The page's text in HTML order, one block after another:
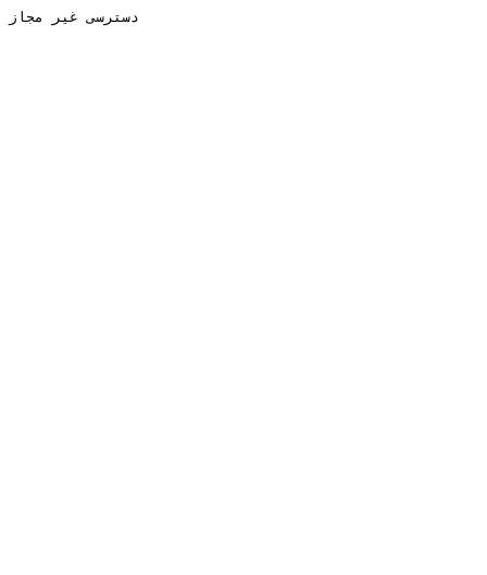
دسترسی غیر مجاز